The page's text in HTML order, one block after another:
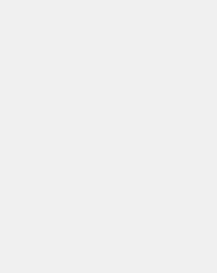
4-5 cm. lange